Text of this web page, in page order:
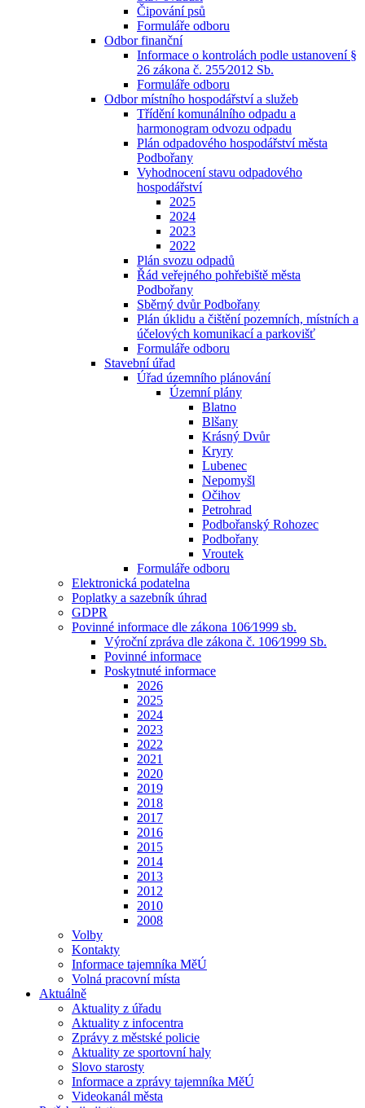
Čipování psů
Formuláře odboru
Odbor finanční
Informace o kontrolách podle ustanovení §
26 zákona č. 255⁄2012 Sb.
Formuláře odboru
Odbor místního hospodářství a služeb
Třídění komunálního odpadu a
harmonogram odvozu odpadu
Plán odpadového hospodářství města
Podbořany
Vyhodnocení stavu odpadového
hospodářství
2025
2024
2023
2022
Plán svozu odpadů
Řád veřejného pohřebiště města
Podbořany
Sběrný dvůr Podbořany
Plán úklidu a čištění pozemních, místních a
účelových komunikací a parkovišť
Formuláře odboru
Stavební úřad
Úřad územního plánování
Územní plány
Blatno
Blšany
Krásný Dvůr
Kryry
Lubenec
Nepomyšl
Očihov
Petrohrad
Podbořanský Rohozec
Podbořany
Vroutek
Formuláře odboru
Elektronická podatelna
Poplatky a sazebník úhrad
GDPR
Povinné informace dle zákona 106⁄1999 sb.
Výroční zpráva dle zákona č. 106⁄1999 Sb.
Povinné informace
Poskytnuté informace
2026
2025
2024
2023
2022
2021
2020
2019
2018
2017
2016
2015
2014
2013
2012
2010
2008
Volby
Kontakty
Informace tajemníka MěÚ
Volná pracovní místa
Aktuálně
Aktuality z úřadu
Aktuality z infocentra
Zprávy z městské policie
Aktuality ze sportovní haly
Slovo starosty
Informace a zprávy tajemníka MěÚ
Videokanál města